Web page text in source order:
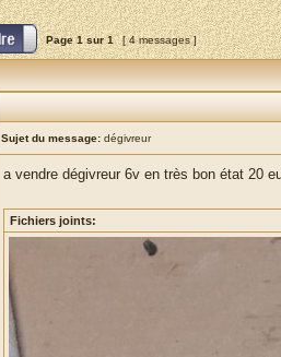
Page1sur1 [ 4 messages ]
Sujet du message: dégivreur
a vendre dégivreur 6v en très bon état 20
Fichiers joints: